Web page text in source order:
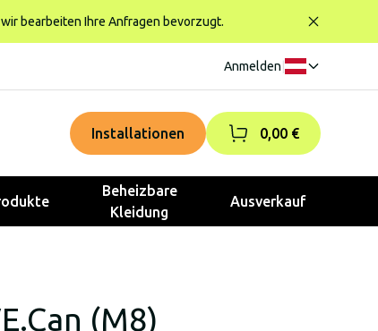
bearbeiten Ihre Anfragen bevorzugt.
Anmelden
Installationen 0,00 €
Beheizbare
Kleidung
Ausverkauf
(M8)